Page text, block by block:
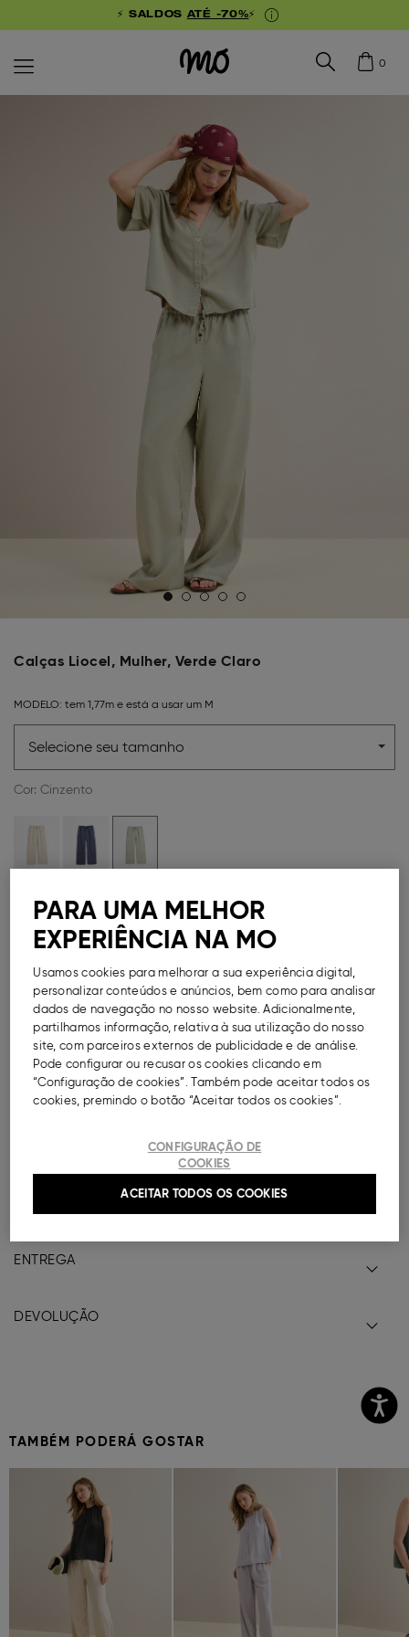
⚡ SALDOS ATÉ -70%⚡
0
Calças Liocel, Mulher, Verde Claro
MODELO: tem 1,77m e está a usar um M
Selecione seu tamanho
Cor: Cinzento
Guia de Tamanhos
Métodos de Pagamento Disponíveis
DESCRIÇÃO
Calças largas com efeito lavado para mulher,
confecionadas em 100% liocel. Modelo de cintura
COMPOSIÇÃO E CUIDADOS A TER
ENTREGA
DEVOLUÇÃO
TAMBÉM PODERÁ GOSTAR
PARA UMA MELHOR
EXPERIÊNCIA NA MO
Usamos cookies para melhorar a sua experiência digital,
personalizar conteúdos e anúncios, bem como para analisar
dados de navegação no nosso website. Adicionalmente,
partilhamos informação, relativa à sua utilização do nosso
site, com parceiros externos de publicidade e de análise.
Pode configurar ou recusar os cookies clicando em
“Configuração de cookies”. Também pode aceitar todos os
cookies, premindo o botão “Aceitar todos os cookies”.
CONFIGURAÇÃO DE
COOKIES
ACEITAR TODOS OS COOKIES